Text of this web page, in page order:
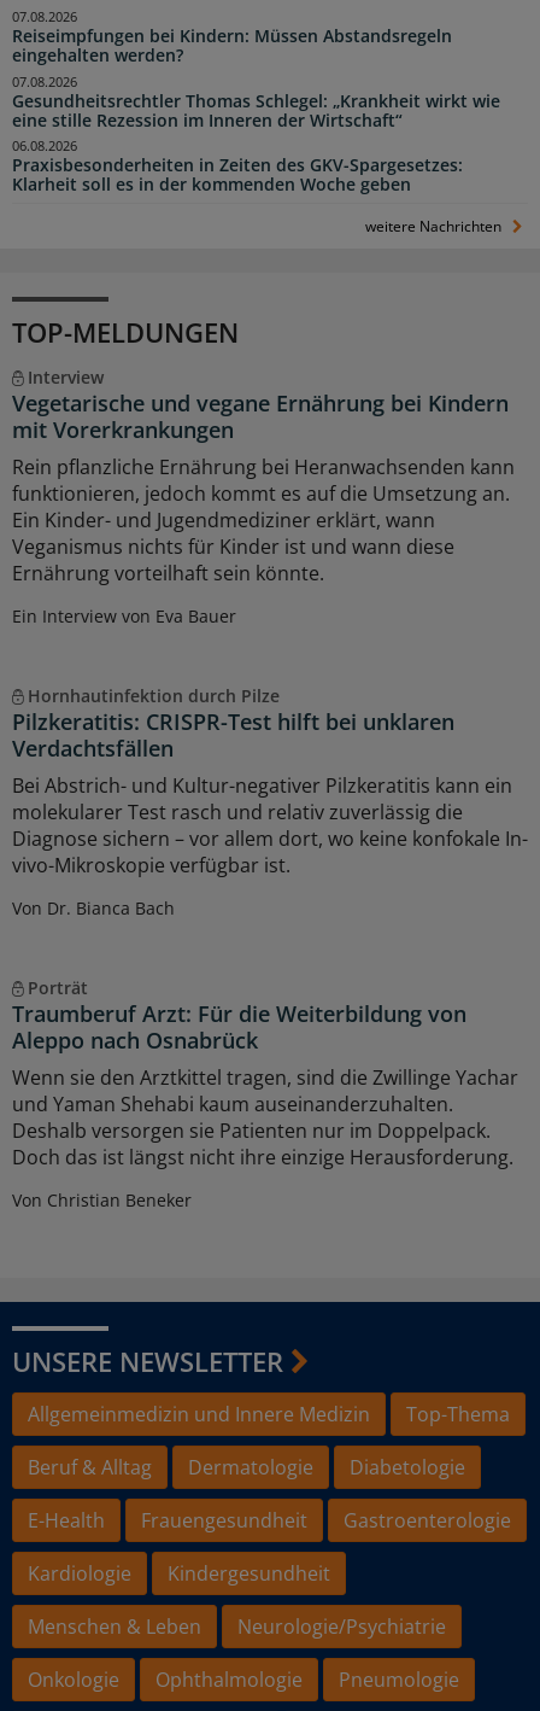
Reiseimpfungen bei Kindern: Müssen Abstandsregeln
eingehalten werden?
07.08.2026
Gesundheitsrechtler Thomas Schlegel: „Krankheit wirkt wie
eine stille Rezession im Inneren der Wirtschaft“
07.08.2026
Praxisbesonderheiten in Zeiten des GKV-Spargesetzes:
Klarheit soll es in der kommenden Woche geben
06.08.2026
weitere Nachrichten
TOP-MELDUNGEN
Interview
Vegetarische und vegane Ernährung bei Kindern
mit Vorerkrankungen
Rein pflanzliche Ernährung bei Heranwachsenden kann
funktionieren, jedoch kommt es auf die Umsetzung an.
Ein Kinder- und Jugendmediziner erklärt, wann
Veganismus nichts für Kinder ist und wann diese
Ernährung vorteilhaft sein könnte.
Ein Interview von Eva Bauer
Hornhautinfektion durch Pilze
Pilzkeratitis: CRISPR-Test hilft bei unklaren
Verdachtsfällen
Bei Abstrich- und Kultur-negativer Pilzkeratitis kann ein
molekularer Test rasch und relativ zuverlässig die
Diagnose sichern – vor allem dort, wo keine konfokale In-
vivo-Mikroskopie verfügbar ist.
Von Dr. Bianca Bach
Porträt
Traumberuf Arzt: Für die Weiterbildung von
Aleppo nach Osnabrück
Wenn sie den Arztkittel tragen, sind die Zwillinge Yachar
und Yaman Shehabi kaum auseinanderzuhalten.
Deshalb versorgen sie Patienten nur im Doppelpack.
Doch das ist längst nicht ihre einzige Herausforderung.
Von Christian Beneker
UNSERE NEWSLETTER
Allgemeinmedizin und Innere Medizin
Top-Thema
Beruf & Alltag
Dermatologie
Diabetologie
E-Health
Frauengesundheit
Gastroenterologie
Kardiologie
Kindergesundheit
Menschen & Leben
Neurologie/Psychiatrie
Onkologie
Ophthalmologie
Pneumologie